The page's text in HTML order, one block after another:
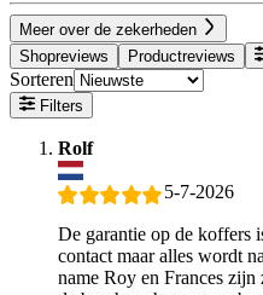
Meer over de zekerheden
Shopreviews
Productreviews
Sorteren
Filters
Rolf
5-7-2026
De garantie op de koffers
contact maar alles wordt
name Roy en Frances